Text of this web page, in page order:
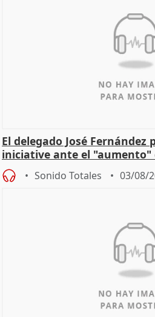
El delegado José Fernández
iniciative ante el "aumento"
hogar en Madri
Sonido Totales 03/08/